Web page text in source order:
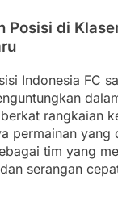
Posisi di
Indonesia FC
rangkaian
permainan yang
tim yang
serangan